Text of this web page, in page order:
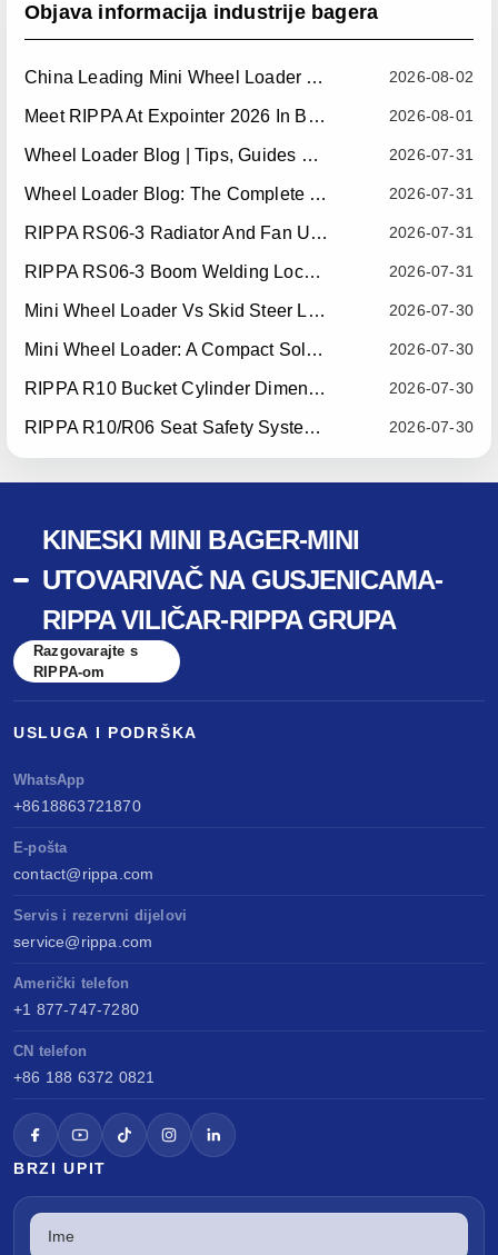
Objava informacija industrije bagera
2026-08-02
China Leading Mini Wheel Loader Supplier: Reliable Compact Wheel Loaders For Global Markets
2026-08-01
Meet RIPPA At Expointer 2026 In Brazil
2026-07-31
Wheel Loader Blog | Tips, Guides & Attachments
2026-07-31
Wheel Loader Blog: The Complete Guide To Wheel Loaders For Construction, Agriculture, And Material Handling
2026-07-31
RIPPA RS06-3 Radiator And Fan Upgrade — Effective July 10, 2026
2026-07-31
RIPPA RS06-3 Boom Welding Locating Bar Optimization — Effective July 15, 2026
2026-07-30
Mini Wheel Loader Vs Skid Steer Loader: Which Compact Machine Is Better For Your Business?
2026-07-30
Mini Wheel Loader: A Compact Solution For Efficient Material Handling
2026-07-30
RIPPA R10 Bucket Cylinder Dimension Optimization — Effective July 15, 2026
2026-07-30
RIPPA R10/R06 Seat Safety System Upgrade — Effective July 22, 2026
KINESKI MINI BAGER-MINI
UTOVARIVAČ NA GUSJENICAMA-
RIPPA VILIČAR-RIPPA GRUPA
Razgovarajte s
RIPPA-om
USLUGA I PODRŠKA
WhatsApp
+8618863721870
E-pošta
contact@rippa.com
Servis i rezervni dijelovi
service@rippa.com
Američki telefon
+1 877-747-7280
CN telefon
+86 188 6372 0821
BRZI UPIT